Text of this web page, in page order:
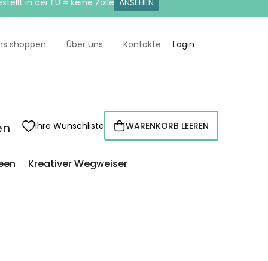
in der EU = keine Zölle ANSEHEN
shoppen Über uns Kontakte Login
Ihre Wunschliste WARENKORB
WARENKORB LEEREN
Kreativer Wegweiser